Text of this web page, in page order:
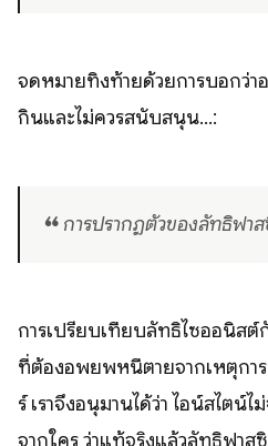
จดหมายทิ้งท้ายด้วยการบอกว่า
กินและไม่ควรสนับสนุน...:
❝ การปรากฏตัวของลัทธิฟา
การเปรียบเทียบลัทธิไซออนิส
ที่ต้องอพยพหนีตายจากเหตุกา
ร์ เราจึงอนุมานได้ว่า ไอน์สไตน์
จากใคร ว่าแท้จริงแล้วลัทธิฟา